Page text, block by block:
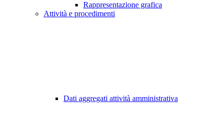
Rappresentazione grafica
Attività e procedimenti
Dati aggregati attività amministrativa